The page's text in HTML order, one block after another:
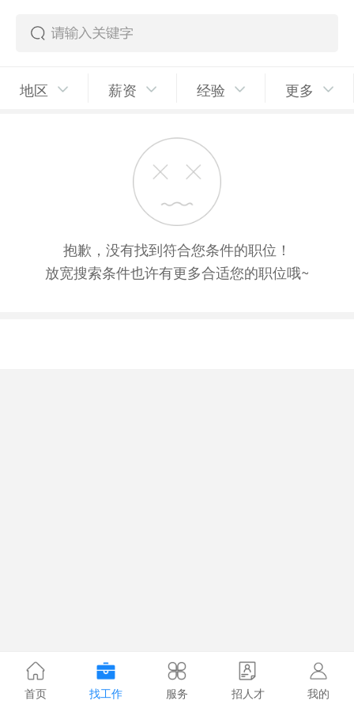
地区 薪资 经验 更多
抱歉，没有找到符合您条件的职位！
放宽搜索条件也许有更多合适您的职位哦~
首页 找工作 服务 招人才 我的